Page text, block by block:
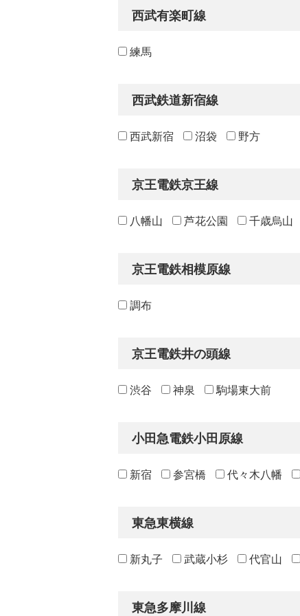
西武有楽町線
練馬
西武鉄道新宿線
西武新宿 沼袋 野方
京王電鉄京王線
八幡山 芦花公園 千歳烏山
京王電鉄相模原線
調布
京王電鉄井の頭線
渋谷 神泉 駒場東大前
小田急電鉄小田原線
新宿 参宮橋 代々木八幡
東急東横線
新丸子 武蔵小杉 代官山
東急多摩川線